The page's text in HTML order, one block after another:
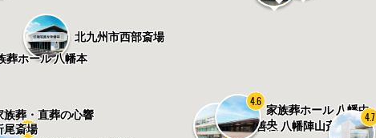
4.6 明善社 八幡陣山斎場
4.7
家族葬ホール 八幡中
央
4.6
北九州市西部斎場
族葬・直葬の心響
尾斎場
葬ホール 八幡本
4.7